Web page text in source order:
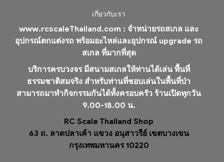
เกี่ยวกับเรา
www.rcscaleThailand.com : จำหน่ายรถสเกล และ
อุปกรณ์ตกแต่งรถ พร้อมอะไหล่และอุปกรณ์ upgrade รถ
สเกล ที่มากที่สุด
บริการครบวงจร มีสนามสเกลให้ท่านได้เล่น พื้นที่
ธรรมชาติสมจริง สำหรับท่านที่ชอบเล่นในพื้นที่ป่า
สามารถมาทำกิจกรรมกันได้ทั้งครอบครัว ร้านเปิดทุกวัน
9.00-18.00 น.
RC Scale Thailand Shop
63 ถ. ลาดปลาเค้า แขวง อนุสาวรีย์ เขตบางเขน
กรุงเทพมหานคร 10220